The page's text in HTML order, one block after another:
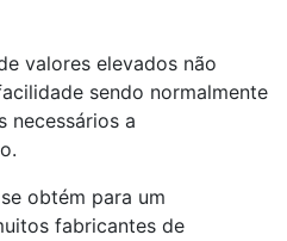
valores elevados não
sendo normalmente
necessários a
obtém para um
fabricantes de